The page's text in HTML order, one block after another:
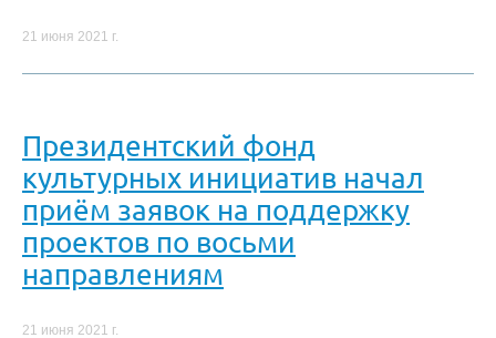
21 июня 2021 г.
Президентский фонд
культурных инициатив начал
приём заявок на поддержку
проектов по восьми
направлениям
21 июня 2021 г.